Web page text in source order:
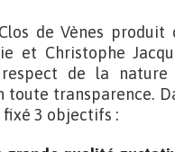
de Vènes produit
et Christophe
de la nature
toute transparence.
fixé 3 objectifs :